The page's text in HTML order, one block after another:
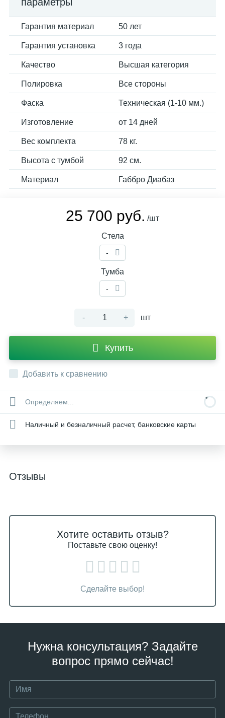
Гарантия материал 50 лет
Гарантия установка 3 года
Качество Высшая категория
Полировка Все стороны
Фаска Техническая (1-10 мм.)
Изготовление от 14 дней
Вес комплекта 78 кг.
Высота с тумбой 92 см.
Материал Габбро Диабаз
25 700 руб. /шт
Стела
-
Тумба
-
- + шт
Купить
Добавить к сравнению
Определяем...
Наличный и безналичный расчет, банковские карты
Отзывы
Хотите оставить отзыв?
Поставьте свою оценку!
Сделайте выбор!
Нужна консультация? Задайте
вопрос прямо сейчас!